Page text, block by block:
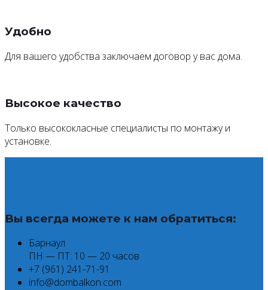
Удобно
Для вашего удобства заключаем договор у вас дома.
Высокое качество
Только высококласные специалисты по монтажу и
установке.
Вы всегда можете к нам обратиться:
Барнаул
ПН — ПТ: 10 — 20 часов
+7 (961) 241-71-91
info@dombalkon.com